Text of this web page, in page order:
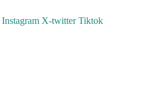
Instagram X-twitter Tiktok